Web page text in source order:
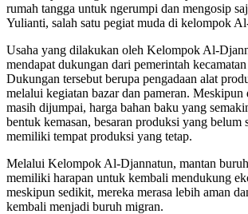
rumah tangga untuk ngerumpi dan mengosip
Yulianti, salah satu pegiat muda di kelompok
Usaha yang dilakukan oleh Kelompok Al-
mendapat dukungan dari pemerintah
Dukungan tersebut berupa pengadaan alat
melalui kegiatan bazar dan pameran. Meskipun
masih dijumpai, harga bahan baku yang
bentuk kemasan, besaran produksi yang belum
memiliki tempat produksi yang tetap.
Melalui Kelompok Al-Djannatun, mantan
memiliki harapan untuk kembali mendukung
meskipun sedikit, mereka merasa lebih aman
kembali menjadi buruh migran.